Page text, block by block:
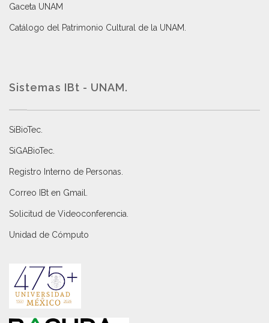
Gaceta UNAM
Catálogo del Patrimonio Cultural de la UNAM.
Sistemas IBt - UNAM.
SiBioTec
SiGABioTec.
Registro Interno de Personas
Correo IBt en Gmail
Solicitud de Videoconferencia.
Unidad de Cómputo